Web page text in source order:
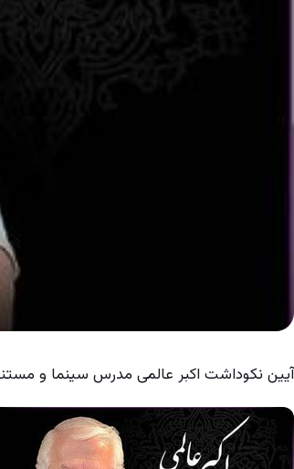
آیین نکوداشت اکبر عالمی مدرس سینما و